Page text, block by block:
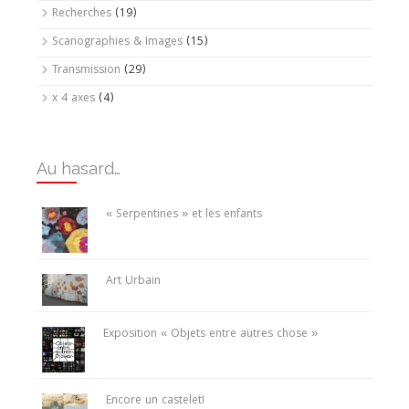
Recherches (19)
Scanographies & Images (15)
Transmission (29)
x 4 axes (4)
Au hasard…
« Serpentines » et les enfants
Art Urbain
Exposition « Objets entre autres chose »
Encore un castelet!